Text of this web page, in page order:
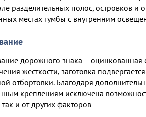
разделительных полос, островков
местах тумбы с внутренним
дорожного знака – оцинкованная
жесткости, заготовка
отбортовки. Благодаря
креплениям исключена
так и от других факторов